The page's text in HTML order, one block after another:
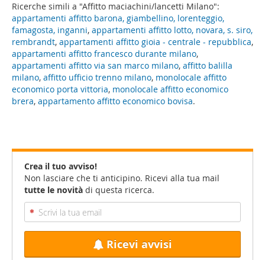
Ricerche simili a "Affitto maciachini/lancetti Milano":
appartamenti affitto barona, giambellino, lorenteggio,
famagosta, inganni, appartamenti affitto lotto, novara, s. siro,
rembrandt, appartamenti affitto gioia - centrale - repubblica,
appartamenti affitto francesco durante milano,
appartamenti affitto via san marco milano, affitto balilla
milano, affitto ufficio trenno milano, monolocale affitto
economico porta vittoria, monolocale affitto economico
brera, appartamento affitto economico bovisa.
Crea il tuo avviso!
Non lasciare che ti anticipino. Ricevi alla tua mail
tutte le novità di questa ricerca.
Ricevi avvisi